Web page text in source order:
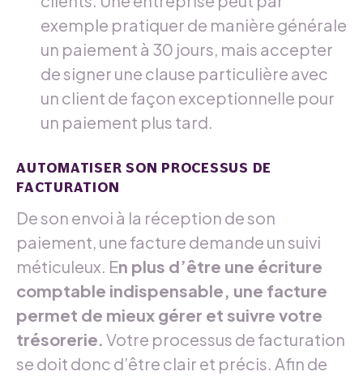
exemple pratiquer de manière générale
un paiement à 30 jours, mais accepter
de signer une clause particulière avec
un client de façon exceptionnelle pour
un paiement plus tard.
AUTOMATISER SON PROCESSUS DE
FACTURATION
De son envoi à la réception de son
paiement, une facture demande un suivi
méticuleux. En plus d’être une écriture
comptable indispensable, une facture
permet de mieux gérer et suivre votre
trésorerie. Votre processus de facturation
se doit donc d’être clair et précis. Afin de